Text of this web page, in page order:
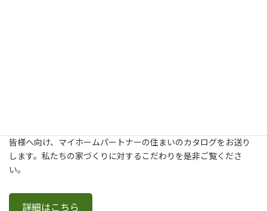
皆様へ向け、マイホームパートナーの住まいのカタログをお送り
します。私たちの家づくりに対するこだわりを是非ご覧くださ
い。
詳細はこちら